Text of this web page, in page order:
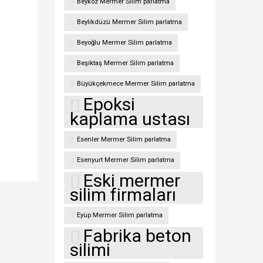
Beykoz Mermer Silim parlatma
Beylikdüzü Mermer Silim parlatma
Beyoğlu Mermer Silim parlatma
Beşiktaş Mermer Silim parlatma
Büyükçekmece Mermer Silim parlatma
Epoksi
kaplama ustası
Esenler Mermer Silim parlatma
Esenyurt Mermer Silim parlatma
Eski mermer
silim firmaları
Eyüp Mermer Silim parlatma
Fabrika beton
silimi